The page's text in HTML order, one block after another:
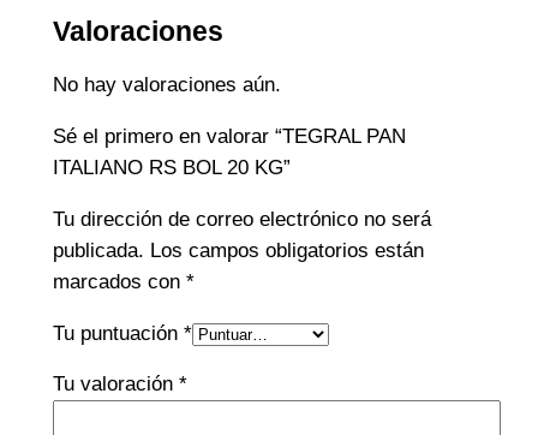
Valoraciones
No hay valoraciones aún.
Sé el primero en valorar “TEGRAL PAN
ITALIANO RS BOL 20 KG”
Tu dirección de correo electrónico no será
publicada. Los campos obligatorios están
marcados con *
Tu puntuación *
Tu valoración *